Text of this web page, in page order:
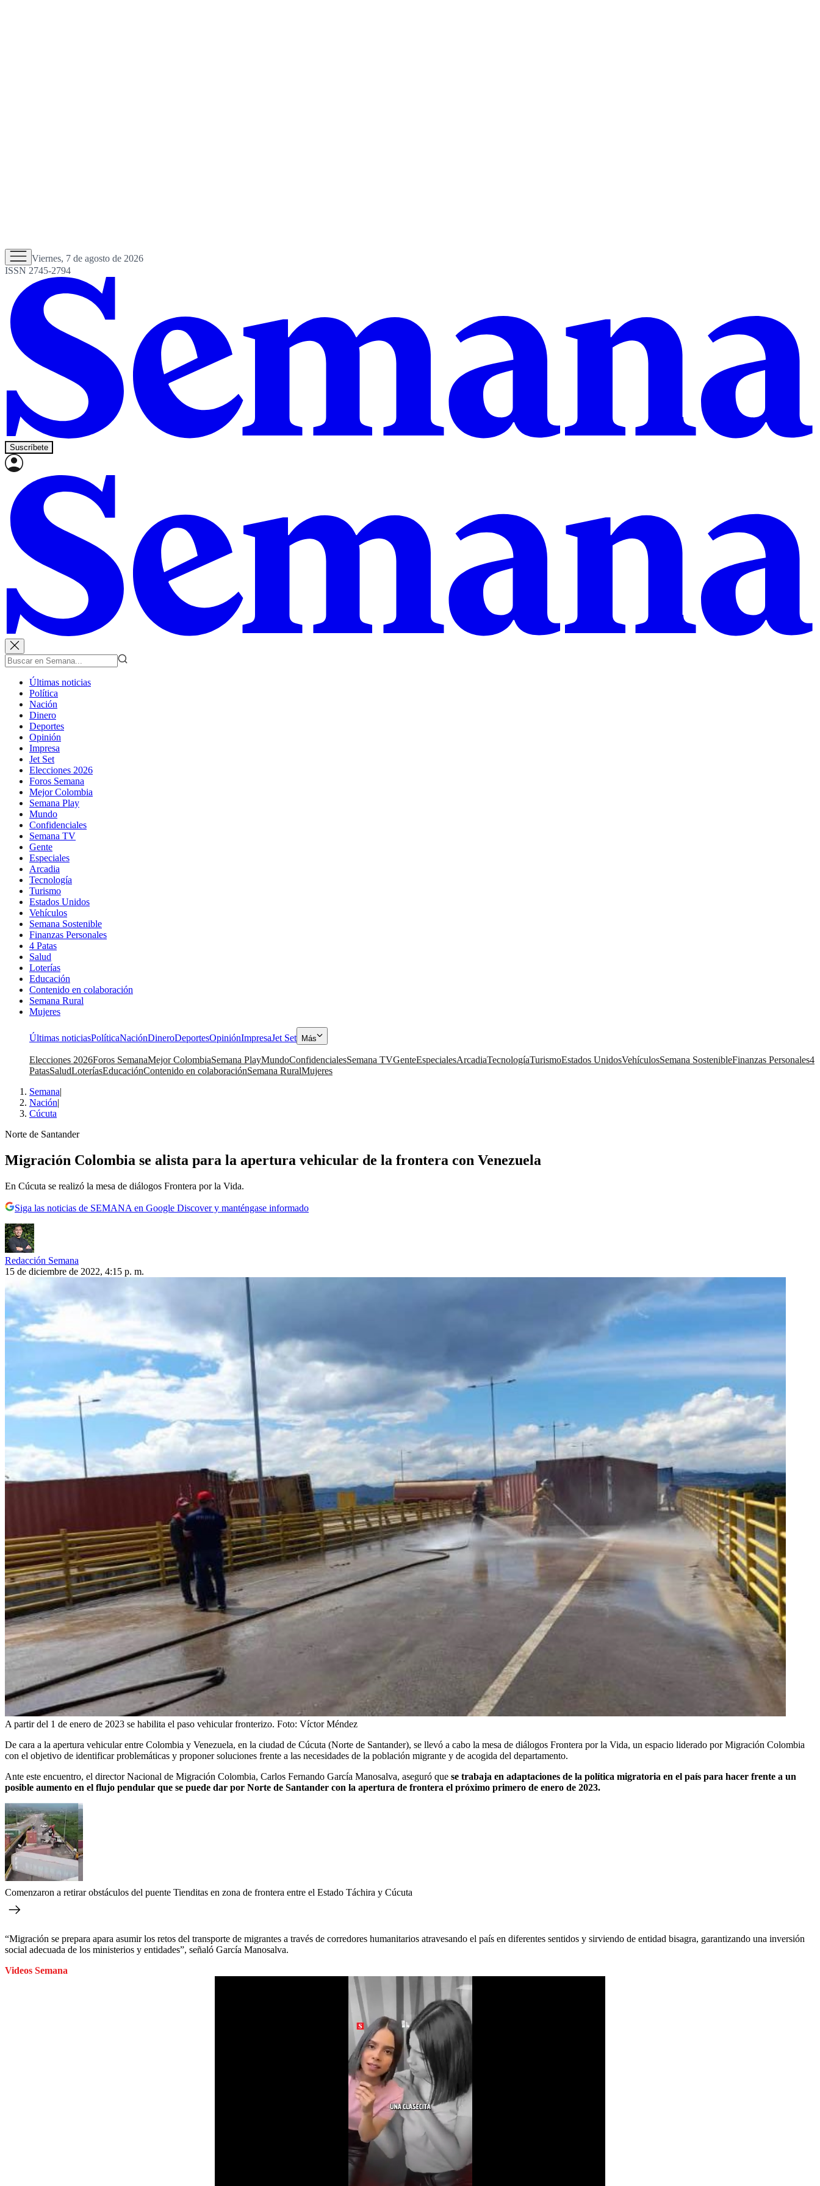
Viernes, 7 de agosto de 2026
ISSN 2745-2794
Suscríbete
Últimas noticias
Política
Nación
Dinero
Deportes
Opinión
Impresa
Jet Set
Elecciones 2026
Foros Semana
Mejor Colombia
Semana Play
Mundo
Confidenciales
Semana TV
Gente
Especiales
Arcadia
Tecnología
Turismo
Estados Unidos
Vehículos
Semana Sostenible
Finanzas Personales
4 Patas
Salud
Loterías
Educación
Contenido en colaboración
Semana Rural
Mujeres
Últimas noticiasPolíticaNaciónDineroDeportesOpiniónImpresaJet Set Más
Elecciones 2026Foros SemanaMejor ColombiaSemana PlayMundoConfidencialesSemana TVGenteEspecialesArcadiaTecnologíaTurismoEstados UnidosVehículosSemana SostenibleFinanzas Personales4
PatasSaludLoteríasEducaciónContenido en colaboraciónSemana RuralMujeres
Semana|
Nación|
Cúcuta
Norte de Santander
Migración Colombia se alista para la apertura vehicular de la frontera con Venezuela
En Cúcuta se realizó la mesa de diálogos Frontera por la Vida.
Siga las noticias de SEMANA en Google Discover y manténgase informado
Redacción Semana
15 de diciembre de 2022, 4:15 p. m.
A partir del 1 de enero de 2023 se habilita el paso vehicular fronterizo. Foto: Víctor Méndez
De cara a la apertura vehicular entre Colombia y Venezuela, en la ciudad de Cúcuta (Norte de Santander), se llevó a cabo la mesa de diálogos Frontera por la Vida, un espacio liderado por Migración Colombia
con el objetivo de identificar problemáticas y proponer soluciones frente a las necesidades de la población migrante y de acogida del departamento.
Ante este encuentro, el director Nacional de Migración Colombia, Carlos Fernando García Manosalva, aseguró que se trabaja en adaptaciones de la política migratoria en el país para hacer frente a un
posible aumento en el flujo pendular que se puede dar por Norte de Santander con la apertura de frontera el próximo primero de enero de 2023.
Comenzaron a retirar obstáculos del puente Tienditas en zona de frontera entre el Estado Táchira y Cúcuta
“Migración se prepara apara asumir los retos del transporte de migrantes a través de corredores humanitarios atravesando el país en diferentes sentidos y sirviendo de entidad bisagra, garantizando una inversión
social adecuada de los ministerios y entidades”, señaló García Manosalva.
Videos Semana